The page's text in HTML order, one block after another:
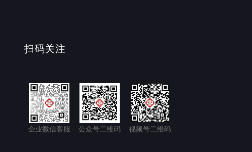
扫码关注
企业微信客服 公众号二维码 视频号二维码